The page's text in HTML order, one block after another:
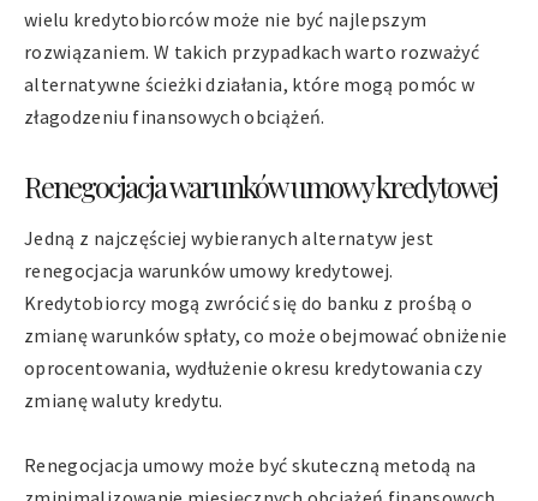
wielu kredytobiorców może nie być najlepszym
rozwiązaniem. W takich przypadkach warto rozważyć
alternatywne ścieżki działania, które mogą pomóc w
złagodzeniu finansowych obciążeń.
Renegocjacja warunków umowy kredytowej
Jedną z najczęściej wybieranych alternatyw jest
renegocjacja warunków umowy kredytowej.
Kredytobiorcy mogą zwrócić się do banku z prośbą o
zmianę warunków spłaty, co może obejmować obniżenie
oprocentowania, wydłużenie okresu kredytowania czy
zmianę waluty kredytu.
Renegocjacja umowy może być skuteczną metodą na